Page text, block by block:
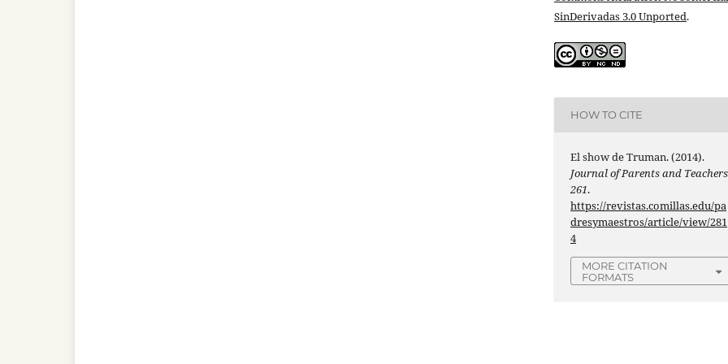
SinDerivadas 3.0 Unported.
HOW TO CITE
El show de Truman. (2014).
Journal of Parents and Teachers
261.
https://revistas.comillas.edu/pa
dresymaestros/article/view/281
4
MORE CITATION
FORMATS